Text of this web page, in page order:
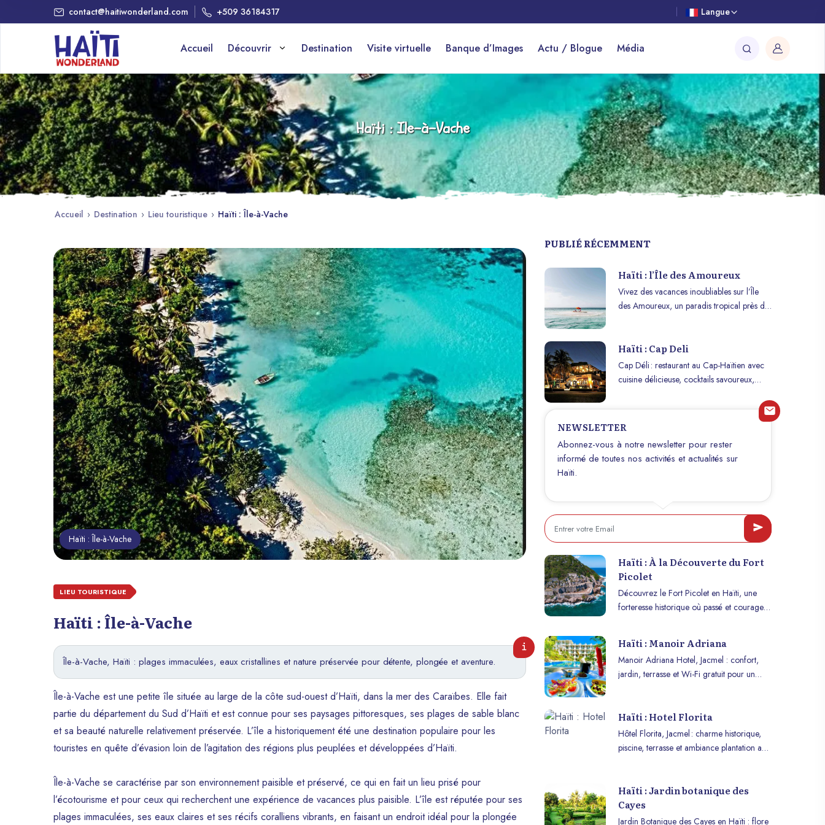
contact@haitiwonderland.com +509 36184317 Langue
Accueil Découvrir Destination Visite virtuelle Banque d’Images Actu / Blogue Média
Haïti : Île-à-Vache
Accueil › Destination › Lieu touristique › Haïti : Île-à-Vache
Haïti : Île-à-Vache
LIEU TOURISTIQUE
Haïti : Île-à-Vache
Île-à-Vache, Haïti : plages immaculées, eaux cristallines et nature préservée pour détente, plongée et aventure.
Île-à-Vache est une petite île située au large de la côte sud-ouest d’Haïti, dans la mer des Caraïbes. Elle fait
partie du département du Sud d’Haïti et est connue pour ses paysages pittoresques, ses plages de sable blanc
et sa beauté naturelle relativement préservée. L’île a historiquement été une destination populaire pour les
touristes en quête d’évasion loin de l’agitation des régions plus peuplées et développées d’Haïti.
Île-à-Vache se caractérise par son environnement paisible et préservé, ce qui en fait un lieu prisé pour
l’écotourisme et pour ceux qui recherchent une expérience de vacances plus paisible. L’île est réputée pour ses
plages immaculées, ses eaux claires et ses récifs coralliens vibrants, en faisant un endroit idéal pour la plongée
PUBLIÉ RÉCEMMENT
Haïti : l’Île des Amoureux
Vivez des vacances inoubliables sur l’Île
des Amoureux, un paradis tropical près de
Haïti : Cap Deli
Cap Déli : restaurant au Cap-Haïtien avec
cuisine délicieuse, cocktails savoureux,
centre-ville.
NEWSLETTER
Abonnez-vous à notre newsletter pour rester
informé de toutes nos activités et actualités sur
Haïti.
Haïti : À la Découverte du Fort
Picolet
Découvrez le Fort Picolet en Haïti, une
forteresse historique où passé et courage
révolutionnaire !
Haïti : Manoir Adriana
Manoir Adriana Hotel, Jacmel : confort,
jardin, terrasse et Wi-Fi gratuit pour un
Haïti : Hotel Florita
Hôtel Florita, Jacmel : charme historique,
piscine, terrasse et ambiance plantation au
Haïti : Jardin botanique des
Cayes
Jardin Botanique des Cayes en Haïti : flore